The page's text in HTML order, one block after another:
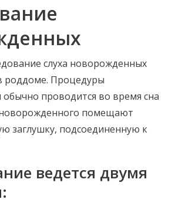
слуха новорожденных
роддоме. Процедуры
обычно проводится во время сна
помещают
заглушку, подсоединенную к
ведется двумя